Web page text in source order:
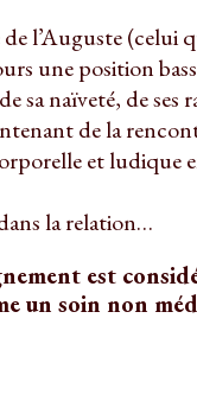
l’Auguste (celui
une position
sa naïveté, de ses
de la
et ludique
la relation…
est
un soin non